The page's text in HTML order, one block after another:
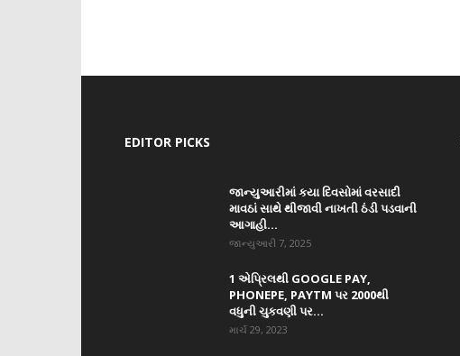
EDITOR PICKS
જાન્યુઆરીમાં કયા દિવસોમાં વરસાદી
માવઠાં સાથે થીજાવી નાખતી ઠંડી પડવાની
આગાહી...
જાન્યુઆરી 7, 2025
1 એપ્રિલથી GOOGLE PAY,
PHONEPE, PAYTM પર 2000થી
વધુની ચુકવણી પર...
માર્ચ 29, 2023